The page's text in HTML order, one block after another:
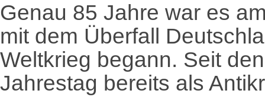
Genau 85 Jahre war es
mit dem Überfall
Weltkrieg begann. Seit
Jahrestag bereits als